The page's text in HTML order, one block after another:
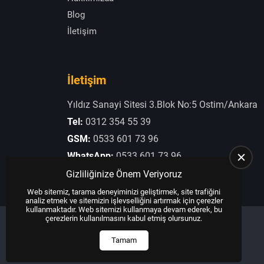
Blog
İletişim
İletişim
Yıldız Sanayi Sitesi 3.Blok No:5 Ostim/Ankara
Tel: 0312 354 55 39
GSM: 0533 601 73 96
WhatsApp: 0533 601 73 96
E-Posta:otogaziogullari@hotmail.com
Gizliliğinize Önem Veriyoruz
Web sitemiz, tarama deneyiminizi geliştirmek, site trafiğini
analiz etmek ve sitemizin işlevselliğini artırmak için çerezler
kullanmaktadır. Web sitemizi kullanmaya devam ederek, bu
çerezlerin kullanılmasını kabul etmiş olursunuz.
Tamam